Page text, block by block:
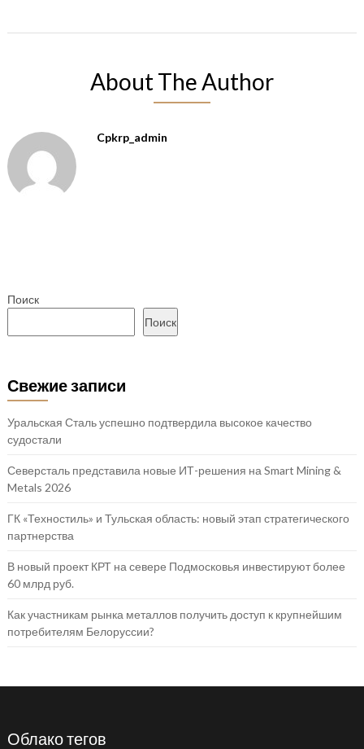
About The Author
Cpkrp_admin
Поиск
Поиск
Свежие записи
Уральская Сталь успешно подтвердила высокое качество
судостали
Северсталь представила новые ИТ-решения на Smart Mining &
Metals 2026
ГК «Техностиль» и Тульская область: новый этап стратегического
партнерства
В новый проект КРТ на севере Подмосковья инвестируют более
60 млрд руб.
Как участникам рынка металлов получить доступ к крупнейшим
потребителям Белоруссии?
Облако тегов